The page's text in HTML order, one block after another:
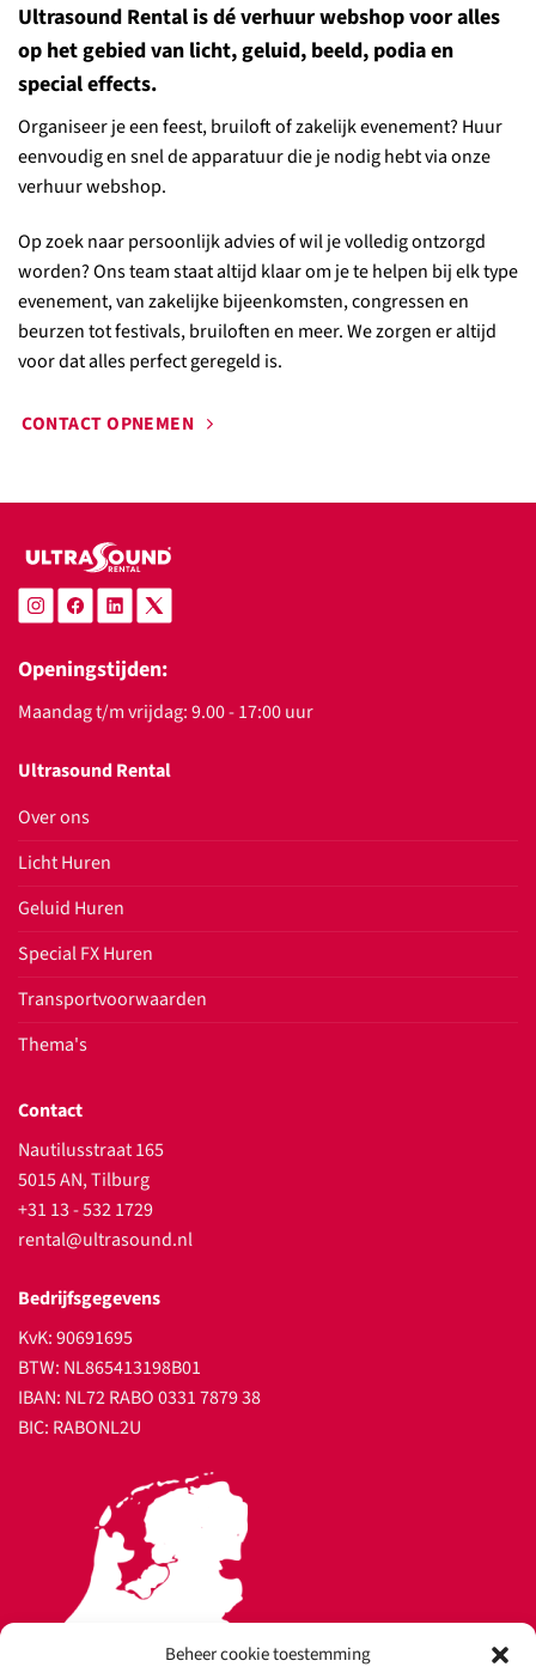
Beheer cookie toestemming
Ultrasound Rental is dé verhuur webshop voor alles
op het gebied van licht, geluid, beeld, podia en
special effects.
Organiseer je een feest, bruiloft of zakelijk evenement? Huur
eenvoudig en snel de apparatuur die je nodig hebt via onze
verhuur webshop.
Op zoek naar persoonlijk advies of wil je volledig ontzorgd
worden? Ons team staat altijd klaar om je te helpen bij elk type
evenement, van zakelijke bijeenkomsten, congressen en
beurzen tot festivals, bruiloften en meer. We zorgen er altijd
voor dat alles perfect geregeld is.
CONTACT OPNEMEN
Openingstijden:
Maandag t/m vrijdag: 9.00 - 17:00 uur
Ultrasound Rental
Over ons
Licht Huren
Geluid Huren
Special FX Huren
Transportvoorwaarden
Thema's
Contact
Nautilusstraat 165
5015 AN, Tilburg
+31 13 - 532 1729
rental@ultrasound.nl
Bedrijfsgegevens
KvK: 90691695
BTW: NL865413198B01
IBAN: NL72 RABO 0331 7879 38
BIC: RABONL2U